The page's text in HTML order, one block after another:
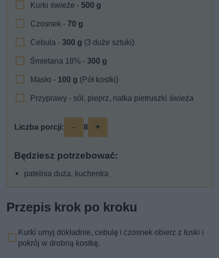
Kurki świeże - 500 g
Czosnek - 70 g
Cebula -300 g (3 duże sztuki)
Śmietana 18% -300 g
Masło - 100 g (Pół kostki)
Przyprawy - sól, pieprz, natka pietruszki świeża
Liczba porcji: - 8 +
Będziesz potrzebować:
patelnia duża, kuchenka
Przepis krok po kroku
Kurki umyj dokładnie, cebulę i czosnek obierz z łuski i
pokrój w drobną kostkę.